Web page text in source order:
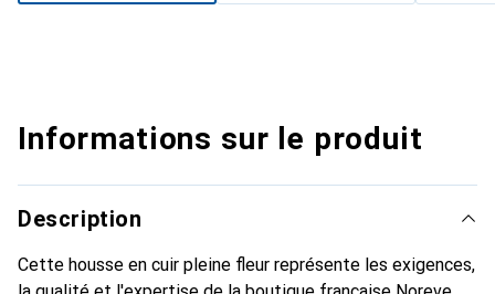
Informations sur le produit
Description
Cette housse en cuir pleine fleur représente les exigences,